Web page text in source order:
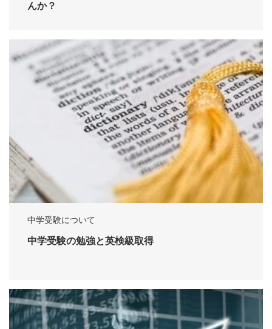
んか？
中学受験について
中学受験の勉強と英検級取得